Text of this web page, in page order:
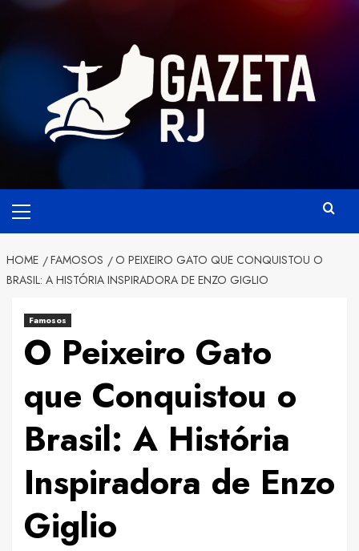
Skip
content
Menu
HOME FAMOSOS
O PEIXEIRO GATO QUE CONQUISTOU O
BRASIL: A HISTÓRIA INSPIRADORA DE ENZO GIGLIO
Famosos
O Peixeiro Gato
que Conquistou o
Brasil: A História
Inspiradora de Enzo
Giglio